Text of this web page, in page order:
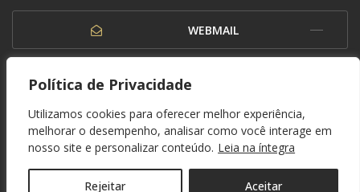
Política de Privacidade
Utilizamos cookies para oferecer melhor experiência,
melhorar o desempenho, analisar como você interage em
nosso site e personalizar conteúdo. Leia na íntegra
Rejeitar Aceitar
WEBMAIL
OUVIDORIA
© 1937 - 2026. Federação Paranaense de Futebol. Todos os direitos reservados. By